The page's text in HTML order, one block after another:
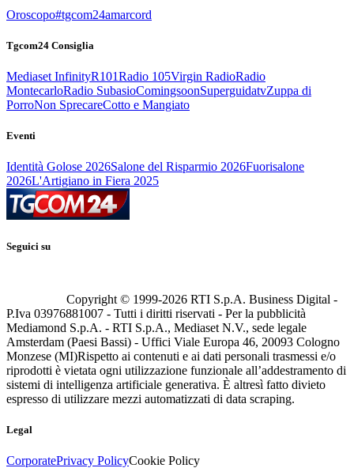
Oroscopo#tgcom24amarcord
Tgcom24 Consiglia
Mediaset InfinityR101Radio 105Virgin RadioRadio
MontecarloRadio SubasioComingsoonSuperguidatvZuppa di
PorroNon SprecareCotto e Mangiato
Eventi
Identità Golose 2026Salone del Risparmio 2026Fuorisalone
2026L'Artigiano in Fiera 2025
Seguici su
Copyright © 1999-2026 RTI S.p.A. Business Digital -
P.Iva 03976881007 - Tutti i diritti riservati - Per la pubblicità
Mediamond S.p.A. - RTI S.p.A., Mediaset N.V., sede legale
Amsterdam (Paesi Bassi) - Uffici Viale Europa 46, 20093 Cologno
Monzese (MI)Rispetto ai contenuti e ai dati personali trasmessi e/o
riprodotti è vietata ogni utilizzazione funzionale all’addestramento di
sistemi di intelligenza artificiale generativa. È altresì fatto divieto
espresso di utilizzare mezzi automatizzati di data scraping.
Legal
CorporatePrivacy PolicyCookie Policy